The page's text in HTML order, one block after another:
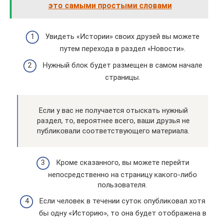
это самыми простыми словами
Увидеть «Истории» своих друзей вы можете
путем перехода в раздел «Новости».
Нужный блок будет размещен в самом начале
страницы.
Если у вас не получается отыскать нужный
раздел, то, вероятнее всего, ваши друзья не
публиковали соответствующего материала.
Кроме сказанного, вы можете перейти
непосредственно на страницу какого-либо
пользователя.
Если человек в течении суток опубликовал хотя
бы одну «Историю», то она будет отображена в